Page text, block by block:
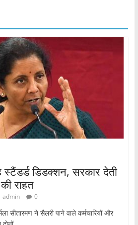
स्टैंडर्ड डिडक्शन, सरकार देती
राहत
admin 0
सीतारमण ने सैलरी पाने वाले कर्मचारियों और